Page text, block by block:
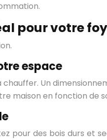
pour votre
espace
Un
maison en fonction de
pour des bois durs et